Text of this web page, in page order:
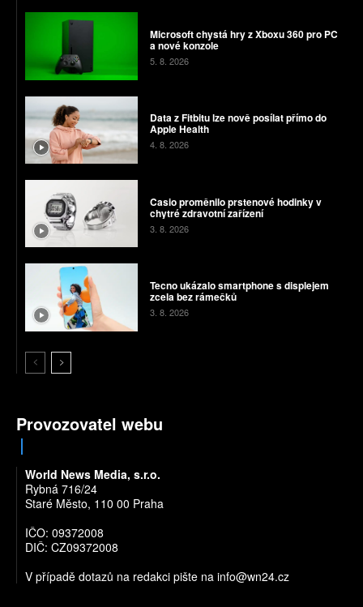
Microsoft chystá hry z Xboxu 360 pro PC
a nové konzole
5. 8. 2026
Data z Fitbitu lze nově posílat přímo do
Apple Health
4. 8. 2026
Casio proměnilo prstenové hodinky v
chytré zdravotní zařízení
3. 8. 2026
Tecno ukázalo smartphone s displejem
zcela bez rámečků
3. 8. 2026
Provozovatel webu
World News Media, s.r.o.
Rybná 716/24
Staré Město, 110 00 Praha
IČO: 09372008
DIČ: CZ09372008
V případě dotazů na redakci pište na info@wn24.cz